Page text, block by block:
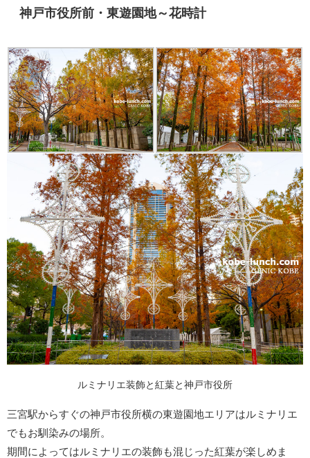
神戸市役所前・東遊園地～花時計
ルミナリエ装飾と紅葉と神戸市役所
三宮駅からすぐの神戸市役所横の東遊園地エリアはルミナリエ
でもお馴染みの場所。
期間によってはルミナリエの装飾も混じった紅葉が楽しめま